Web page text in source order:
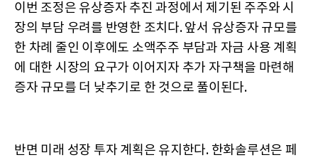
이번 조정은 유상증자 추진 과정에서 제기된 주주와 시
장의 부담 우려를 반영한 조치다. 앞서 유상증자 규모를
한 차례 줄인 이후에도 소액주주 부담과 자금 사용 계획
에 대한 시장의 요구가 이어지자 추가 자구책을 마련해
증자 규모를 더 낮추기로 한 것으로 풀이된다.
반면 미래 성장 투자 계획은 유지한다. 한화솔루션은 페